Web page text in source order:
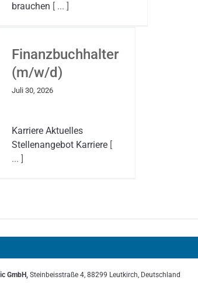
brauchen [ ... ]
Finanzbuchhalter
(m/w/d)
Juli 30, 2026
Karriere Aktuelles
Stellenangebot Karriere [
... ]
GmbH,Steinbeisstraße 4, 88299 Leutkirch, Deutschland